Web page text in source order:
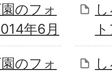
のフォ
年6月
のフォ